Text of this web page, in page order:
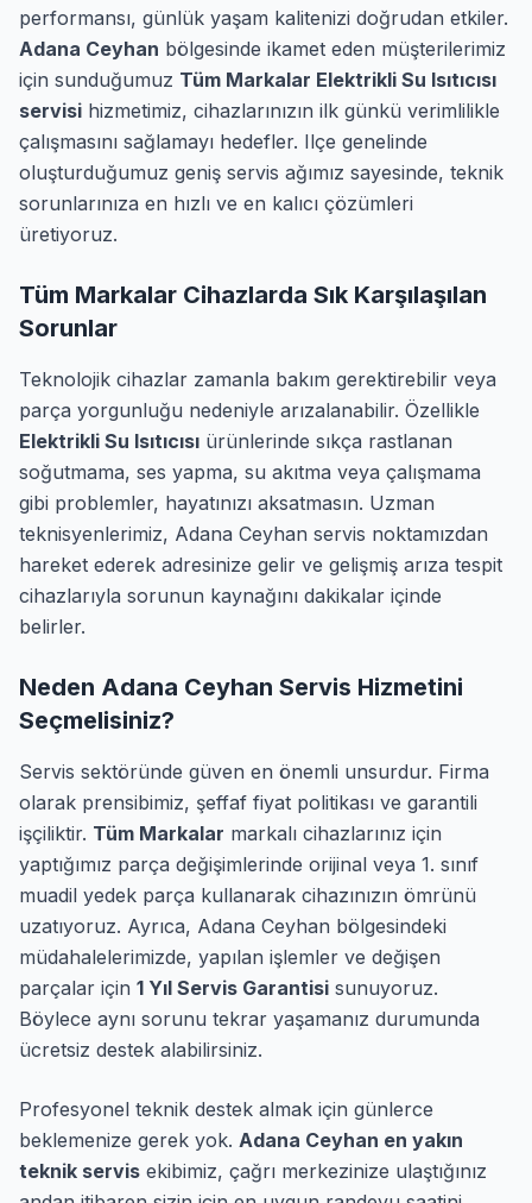
performansı, günlük yaşam kalitenizi doğrudan etkiler.
Adana Ceyhan bölgesinde ikamet eden müşterilerimiz
için sunduğumuz Tüm Markalar Elektrikli Su Isıtıcısı
servisi hizmetimiz, cihazlarınızın ilk günkü verimlilikle
çalışmasını sağlamayı hedefler. Ilçe genelinde
oluşturduğumuz geniş servis ağımız sayesinde, teknik
sorunlarınıza en hızlı ve en kalıcı çözümleri
üretiyoruz.
Tüm Markalar Cihazlarda Sık Karşılaşılan
Sorunlar
Teknolojik cihazlar zamanla bakım gerektirebilir veya
parça yorgunluğu nedeniyle arızalanabilir. Özellikle
Elektrikli Su Isıtıcısı ürünlerinde sıkça rastlanan
soğutmama, ses yapma, su akıtma veya çalışmama
gibi problemler, hayatınızı aksatmasın. Uzman
teknisyenlerimiz, Adana Ceyhan servis noktamızdan
hareket ederek adresinize gelir ve gelişmiş arıza tespit
cihazlarıyla sorunun kaynağını dakikalar içinde
belirler.
Neden Adana Ceyhan Servis Hizmetini
Seçmelisiniz?
Servis sektöründe güven en önemli unsurdur. Firma
olarak prensibimiz, şeffaf fiyat politikası ve garantili
işçiliktir. Tüm Markalar markalı cihazlarınız için
yaptığımız parça değişimlerinde orijinal veya 1. sınıf
muadil yedek parça kullanarak cihazınızın ömrünü
uzatıyoruz. Ayrıca, Adana Ceyhan bölgesindeki
müdahalelerimizde, yapılan işlemler ve değişen
parçalar için 1 Yıl Servis Garantisi sunuyoruz.
Böylece aynı sorunu tekrar yaşamanız durumunda
ücretsiz destek alabilirsiniz.
Profesyonel teknik destek almak için günlerce
beklemenize gerek yok. Adana Ceyhan en yakın
teknik servis ekibimiz, çağrı merkezinize ulaştığınız